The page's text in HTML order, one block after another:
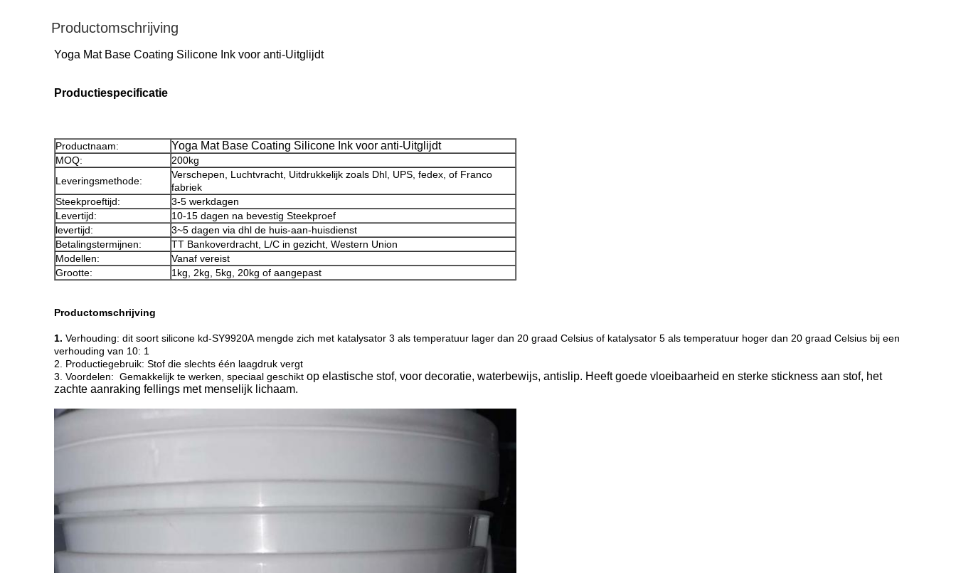
Productomschrijving
Yoga Mat Base Coating Silicone Ink voor anti-Uitglijdt
Productiespecificatie
Productnaam: Yoga Mat Base Coating Silicone Ink voor anti-Uitglijdt
MOQ:
200kg
Leveringsmethode:
Verschepen, Luchtvracht, Uitdrukkelijk zoals Dhl, UPS, fedex, of Franco
fabriek
Steekproeftijd:
3-5 werkdagen
Levertijd:
10-15 dagen na bevestig Steekproef
levertijd:
3~5 dagen via dhl de huis-aan-huisdienst
Betalingstermijnen:
TT Bankoverdracht, L/C in gezicht, Western Union
Modellen:
Vanaf vereist
Grootte:
1kg, 2kg, 5kg, 20kg of aangepast
Productomschrijving
1. Verhouding: dit soort silicone kd-SY9920A mengde zich met katalysator 3 als temperatuur lager dan 20 graad Celsius of katalysator 5 als temperatuur hoger dan 20 graad Celsius bij een
verhouding van 10: 1
2. Productiegebruik: Stof die slechts één laagdruk vergt
3. Voordelen: Gemakkelijk te werken, speciaal geschikt op elastische stof, voor decoratie, waterbewijs, antislip. Heeft goede vloeibaarheid en sterke stickness aan stof, het
zachte aanraking fellings met menselijk lichaam.